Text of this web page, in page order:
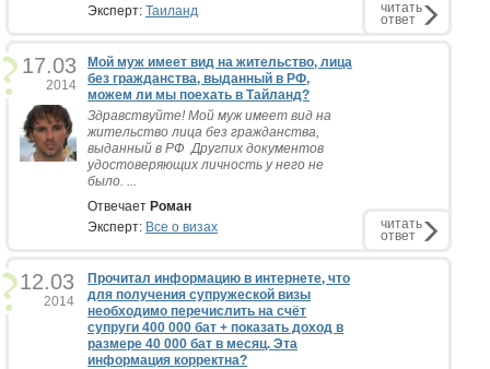
Эксперт: Таиланд читать
ответ
17.03
2014
Мой муж имеет вид на жительство, лица
без гражданства, выданный в РФ,
можем ли мы поехать в Тайланд?
Здравствуйте! Мой муж имеет вид на
жительство лица без гражданства,
выданный в РФ Другпих документов
удостоверяющих личность у него не
было. ...
Отвечает Роман
Эксперт: Все о визах читать
ответ
12.03
2014
Прочитал информацию в интернете, что
для получения супружеской визы
необходимо перечислить на счёт
супруги 400 000 бат + показать доход в
размере 40 000 бат в месяц. Эта
информация корректна?